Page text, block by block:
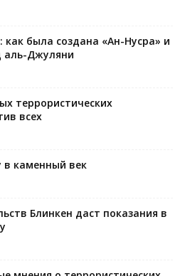
была создана «Ан-Нусра» и
аль-Джуляни
террористических
всех
в каменный век
Блинкен даст показания в